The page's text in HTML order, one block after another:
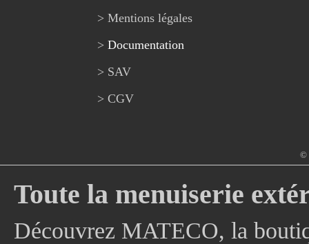
> Mentions légales
> Documentation
> SAV
> CGV
©
Toute la menuiserie
Découvrez MATECO, la